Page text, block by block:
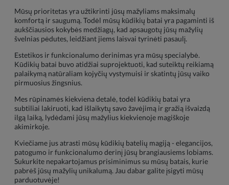
Mūsų prioritetas yra užtikrinti jūsų mažyliams maksimalų
komfortą ir saugumą. Todėl mūsų kūdikių batai yra pagaminti iš
aukščiausios kokybės medžiagų, kad apsaugotų jūsų mažylių
švelnias pėdutes, leidžiant jiems laisvai tyrinėti pasaulį.
Estetikos ir funkcionalumo derinimas yra mūsų specialybė.
Kūdikių batai buvo atidžiai suprojektuoti, kad suteiktų reikiamą
palaikymą natūraliam kojyčių vystymuisi ir skatintų jūsų vaiko
pirmuosius žingsnius.
Mes rūpinamės kiekviena detalė, todėl kūdikių batai yra
subtiliai lakiruoti, kad išlaikytų savo žavėjimą ir gražią išvaizdą
ilgą laiką, lydėdami jūsų mažylius kiekvienoje magiškoje
akimirkoje.
Kviečiame jus atrasti mūsų kūdikių batelių magiją - elegancijos,
patogumo ir funkcionalumo derinį jūsų brangiausiems lobiams.
Sukurkite nepakartojamus prisiminimus su mūsų batais, kurie
pabrėš jūsų mažylių unikalumą. Jau dabar galite įsigyti mūsų
parduotuvėje!